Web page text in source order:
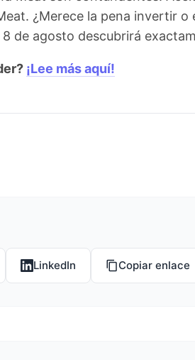
¿Merece la pena invertir o
de agosto descubrirá
¡Lee más aquí!
LinkedIn Copiar enlace